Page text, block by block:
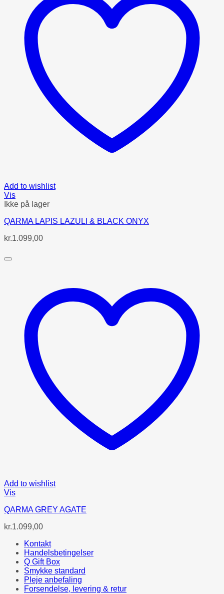
Add to wishlist
Vis
Ikke på lager
QARMA LAPIS LAZULI & BLACK ONYX
kr.1.099,00
Add to wishlist
Vis
QARMA GREY AGATE
kr.1.099,00
Kontakt
Handelsbetingelser
Q Gift Box
Smykke standard
Pleje anbefaling
Forsendelse, levering & retur